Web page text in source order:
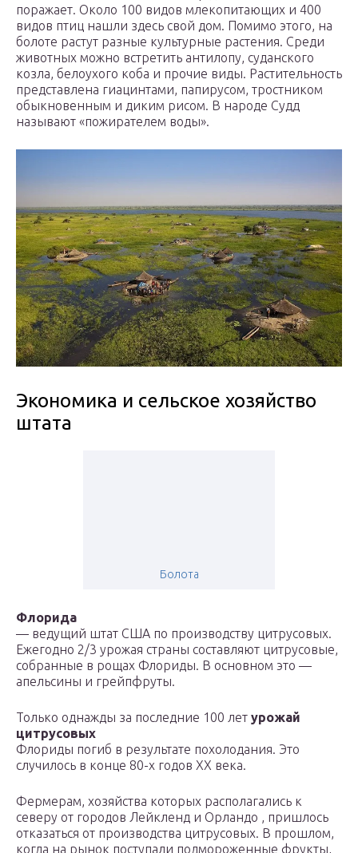
поражает. Около 100 видов млекопитающих и 400
видов птиц нашли здесь свой дом. Помимо этого, на
болоте растут разные культурные растения. Среди
животных можно встретить антилопу, суданского
козла, белоухого коба и прочие виды. Растительность
представлена гиацинтами, папирусом, тростником
обыкновенным и диким рисом. В народе Судд
называют «пожирателем воды».
Экономика и сельское хозяйство
штата
Болота
Флорида
— ведущий штат США по производству цитрусовых.
Ежегодно 2/3 урожая страны составляют цитрусовые,
собранные в рощах Флориды. В основном это —
апельсины и грейпфруты.
Только однажды за последние 100 лет урожай
цитрусовых
Флориды погиб в результате похолодания. Это
случилось в конце 80-х годов XX века.
Фермерам, хозяйства которых располагались к
северу от городов Лейкленд и Орландо , пришлось
отказаться от производства цитрусовых. В прошлом,
когда на рынок поступали подмороженные фрукты,